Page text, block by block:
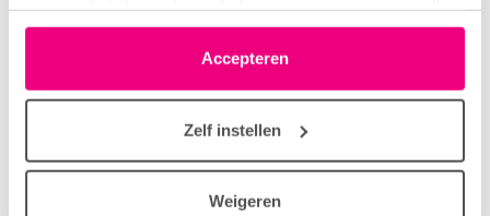
moment wijzigen of intrekken via het cookie-icoontje
linksonder elke pagina. De lijst met partners is te vinden
in het tabblad “details”.
Accepteren
Zelf instellen
Weigeren